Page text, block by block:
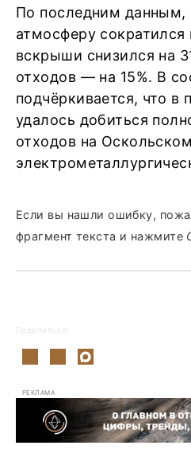
По последним
атмосферу
вскрыши снизился на
отходов — на 15%. В
подчёркивается, что в
удалось добиться
отходов на Оскольском
Если вы нашли ошибку,
фрагмент текста и нажмите
Поделиться:
РЕКЛАМА